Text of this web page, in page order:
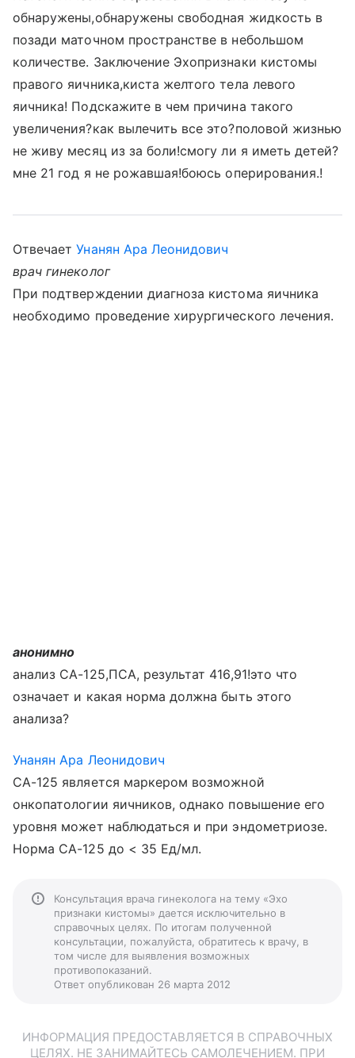
обнаружены,обнаружены свободная жидкость в
позади маточном пространстве в небольшом
количестве. Заключение Эхопризнаки кистомы
правого яичника,киста желтого тела левого
яичника! Подскажите в чем причина такого
увеличения?как вылечить все это?половой жизнью
не живу месяц из за боли!смогу ли я иметь детей?
мне 21 год я не рожавшая!боюсь оперирования.!
ОтвечаетУнанян Ара Леонидович
врач гинеколог
При подтверждении диагноза кистома яичника
необходимо проведение хирургического лечения.
анонимно
анализ СА-125,ПСА, результат 416,91!это что
означает и какая норма должна быть этого
анализа?
Унанян Ара Леонидович
СА-125 является маркером возможной
онкопатологии яичников, однако повышение его
уровня может наблюдаться и при эндометриозе.
Норма СА-125 до < 35 Ед/мл.
Консультация врача гинеколога на тему «Эхо
признаки кистомы» дается исключительно в
справочных целях. По итогам полученной
консультации, пожалуйста, обратитесь к врачу, в
том числе для выявления возможных
противопоказаний.
Ответ опубликован 26 марта 2012
ИНФОРМАЦИЯ ПРЕДОСТАВЛЯЕТСЯ В СПРАВОЧНЫХ
ЦЕЛЯХ. НЕ ЗАНИМАЙТЕСЬ САМОЛЕЧЕНИЕМ. ПРИ